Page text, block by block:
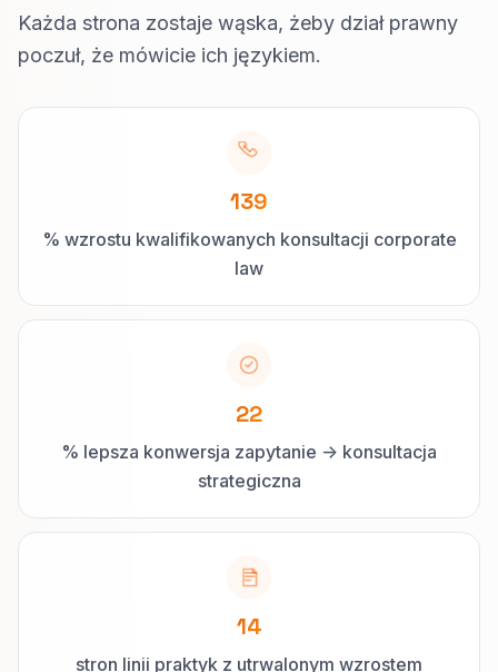
Każda strona zostaje wąska, żeby dział prawny
poczuł, że mówicie ich językiem.
139
% wzrostu kwalifikowanych konsultacji corporate
law
22
% lepsza konwersja zapytanie -> konsultacja
strategiczna
14
stron linii praktyk z utrwalonym wzrostem